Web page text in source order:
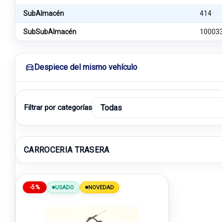
SubAlmacén 414
SubSubAlmacén
Despiece del mismo vehículo
Filtrar por categorías
CARROCERIA TRASERA
-5% USADO NOVEDAD